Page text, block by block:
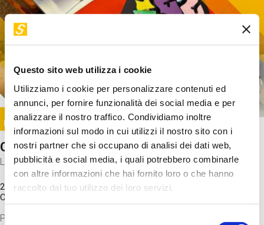
Questo sito web utilizza i cookie
Utilizziamo i cookie per personalizzare contenuti ed
annunci, per fornire funzionalità dei social media e per
analizzare il nostro traffico. Condividiamo inoltre
informazioni sul modo in cui utilizzi il nostro sito con i
nostri partner che si occupano di analisi dei dati web,
pubblicità e social media, i quali potrebbero combinarle
con altre informazioni che hai fornito loro o che hanno
raccolto dal tuo utilizzo dei loro servizi.
Selezione
Image
SUNDAY@STEP
Come funziona il cervello?
Laboratorio
20 Set 2026 / 11:15 - 13:00
Costo
Proveremo a costruire un cervello in cartoncino cercando di